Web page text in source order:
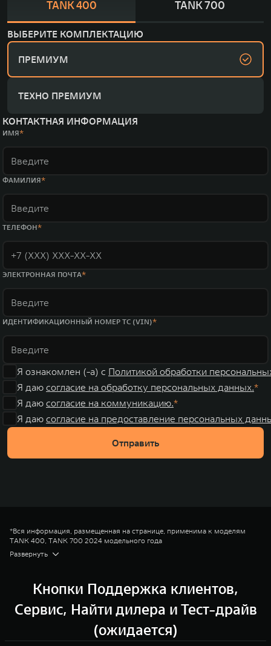
TANK 400 TANK 700
ВЫБЕРИТЕ КОМПЛЕКТАЦИЮ
ПРЕМИУМ
ТЕХНО ПРЕМИУМ
КОНТАКТНАЯ ИНФОРМАЦИЯ
ИМЯ
ФАМИЛИЯ
ТЕЛЕФОН
ЭЛЕКТРОННАЯ ПОЧТА
ИДЕНТИФИКАЦИОННЫЙ НОМЕР ТС (VIN)
Я ознакомлен (-а) с Политикой обработки
Я даю согласие на обработку персональных данных.
Я даю согласие на коммуникацию.
Я даю согласие на предоставление персональных
Отправить
*Вся информация, размещенная на странице, применима к моделям
TANK 400, TANK 700 2024 модельного года
¹ Яндекс Карты — это онлайн-сервис, который позволяет водителю
строить маршруты и находить парковочные места.
плейлисту с персональными рекомендациями для каждого
пользователя. Для работы сервиса необходимо подключение к
Интернету и подписка Яндекс Плюс.
³ Яндекс Книги — это сервис для прослушивания аудиокниг с обширной
библиотекой аудиокниг как для взрослых, так и для детей. Для работы
сервиса необходимо подключение к Интернету и подписка Яндекс Плюс.
Развернуть
Кнопки Поддержка клиентов,
Сервис, Найти дилера и Тест-драйв
(ожидается)